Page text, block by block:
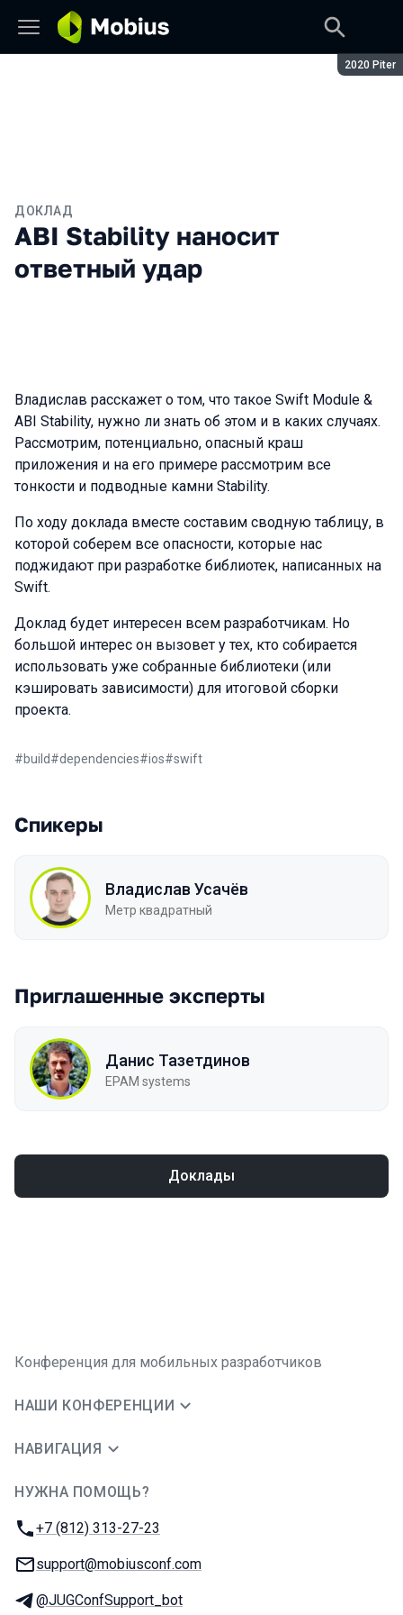
Сезон:
2020 Piter
ДОКЛАД
ABI Stability наносит
ответный удар
Владислав расскажет о том, что такое Swift Module &
ABI Stability, нужно ли знать об этом и в каких случаях.
Рассмотрим, потенциально, опасный краш
приложения и на его примере рассмотрим все
тонкости и подводные камни Stability.
По ходу доклада вместе составим сводную таблицу, в
которой соберем все опасности, которые нас
поджидают при разработке библиотек, написанных на
Swift.
Доклад будет интересен всем разработчикам. Но
большой интерес он вызовет у тех, кто собирается
использовать уже собранные библиотеки (или
кэшировать зависимости) для итоговой сборки
проекта.
#build#dependencies#ios#swift
Спикеры
Владислав Усачёв
Метр квадратный
Приглашенные эксперты
Данис Тазетдинов
EPAM systems
Доклады
Конференция для мобильных разработчиков
НАШИ КОНФЕРЕНЦИИ
НАВИГАЦИЯ
НУЖНА ПОМОЩЬ?
Телефон:
+7 (812) 313-27-23
E-mail:
support@mobiusconf.com
Телеграм:
@JUGConfSupport_bot